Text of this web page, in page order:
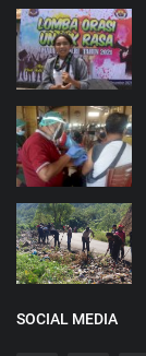
SOCIAL MEDIA